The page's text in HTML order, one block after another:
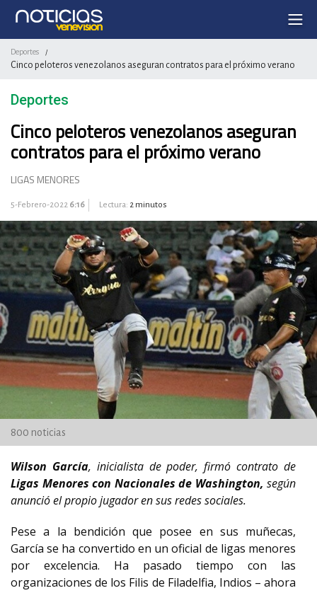
Deportes /
Cinco peloteros venezolanos aseguran contratos para el próximo verano
Deportes
Cinco peloteros venezolanos aseguran
contratos para el próximo verano
LIGAS MENORES
5-Febrero-2022 6:16 Lectura: 2 minutos
800 noticias
Wilson García, inicialista de poder, firmó contrato de
Ligas Menores con Nacionales de Washington, según
anunció el propio jugador en sus redes sociales.
Pese a la bendición que posee en sus muñecas,
García se ha convertido en un oficial de ligas menores
por excelencia. Ha pasado tiempo con las
organizaciones de los Filis de Filadelfia, Indios – ahora